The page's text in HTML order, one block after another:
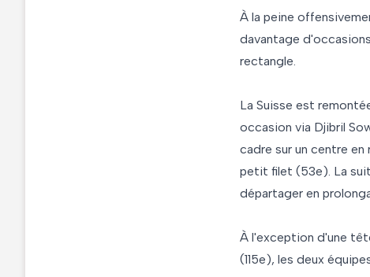
À la peine
davantage
rectangle.
La Suisse est
occasion via Djibril
cadre sur un centre
petit filet (53e). La
départager en
À l'exception d'une
(115e), les deux